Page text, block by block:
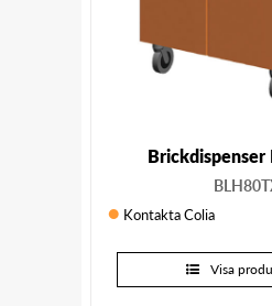
Brickdispenser
Kontakta Colia
Visa